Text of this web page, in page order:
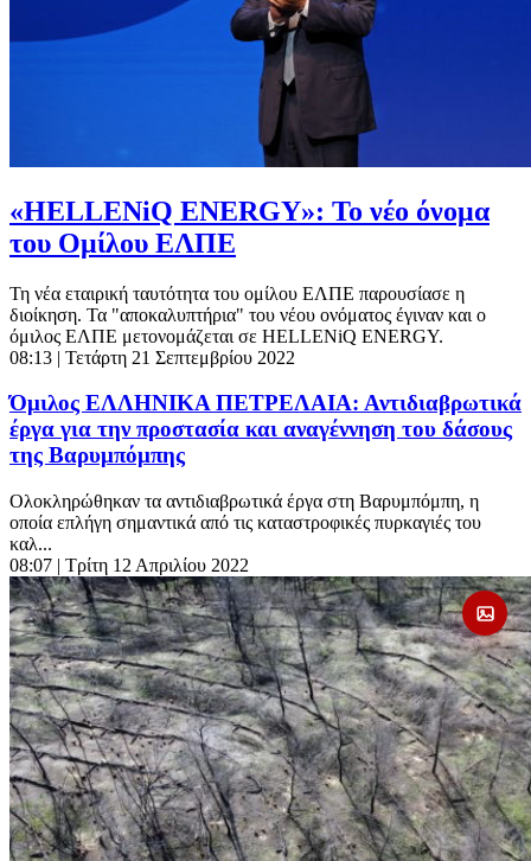
«HELLENiQ ENERGY»: Το νέο όνομα
του Ομίλου ΕΛΠΕ
Τη νέα εταιρική ταυτότητα του ομίλου ΕΛΠΕ παρουσίασε η
διοίκηση. Τα "αποκαλυπτήρια" του νέου ονόματος έγιναν και ο
όμιλος ΕΛΠΕ μετονομάζεται σε HELLENiQ ENERGY.
08:13 | Τετάρτη 21 Σεπτεμβρίου 2022
Όμιλος ΕΛΛΗΝΙΚΑ ΠΕΤΡΕΛΑΙΑ: Αντιδιαβρωτικά
έργα για την προστασία και αναγέννηση του δάσους
της Βαρυμπόμπης
Ολοκληρώθηκαν τα αντιδιαβρωτικά έργα στη Βαρυμπόμπη, η
οποία επλήγη σημαντικά από τις καταστροφικές πυρκαγιές του
καλ...
08:07 | Τρίτη 12 Απριλίου 2022